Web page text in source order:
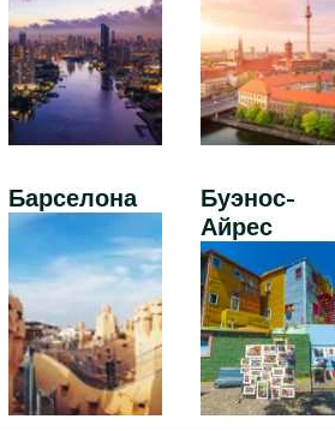
Барселона
Буэнос-
Айрес